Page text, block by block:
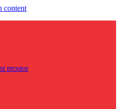
content
prostor